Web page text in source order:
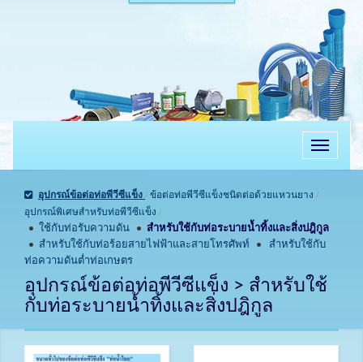
อุปกรณ์ข้อต่อท่อพีวีซีแข็ง/ข้อต่อท่อพีวีซีแข็งชนิดต่อด้วยแหวนยาง /
อุปกรณ์พิเศษสำหรับท่อพีวีซีแข็ง /
ใช้กับท่อรับความดัน
สำหรับใช้กับท่อระบายน้ำทิ้งและสิ่งปฎิกูล
สำหรับใช้กับท่อร้อยสายไฟฟ้าและสายโทรศัพท์
สำหรับใช้กับ
ท่อความดันต่ำท่อเกษตร
อุปกรณ์ข้อต่อท่อพีวีซีแข็ง > สำหรับใช้
กับท่อระบายน้ำทิ้งและสิ่งปฎิกูล